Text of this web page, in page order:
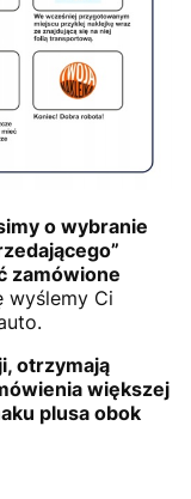
o wybranie
zamówione
wyślemy Ci
otrzymają
większej
plusa obok